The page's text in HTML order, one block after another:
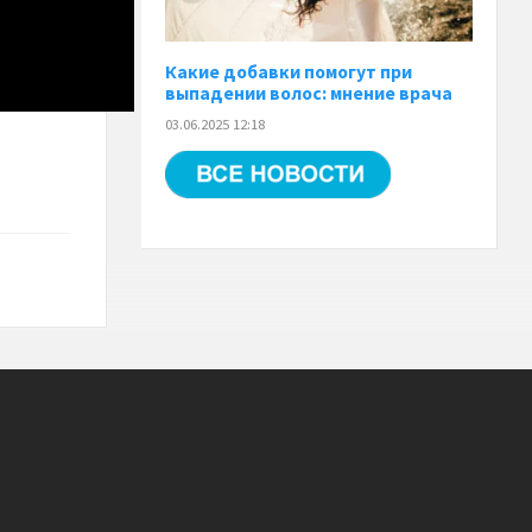
Какие добавки помогут при
выпадении волос: мнение врача
03.06.2025 12:18